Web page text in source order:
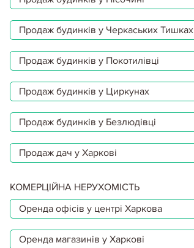
Продаж будинків у Черкаських Тишках
Продаж будинків у Покотилівці
Продаж будинків у Циркунах
Продаж будинків у Безлюдівці
Продаж дач у Харкові
КОМЕРЦІЙНА НЕРУХОМІСТЬ
Оренда офісів у центрі Харкова
Оренда магазинів у Харкові